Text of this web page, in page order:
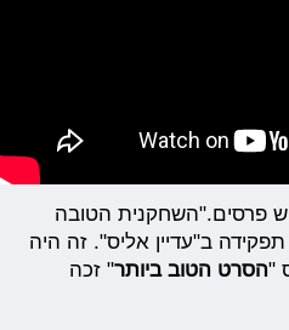
פרסים."השחקנית הטובה
ב"עדיין אליס". זה היה
"הסרט הטוב ביותר" זכה